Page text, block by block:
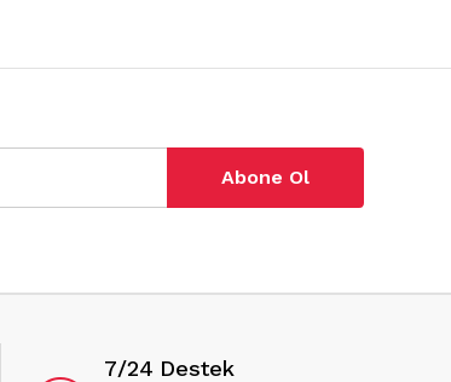
Abone Ol
7/24 Destek